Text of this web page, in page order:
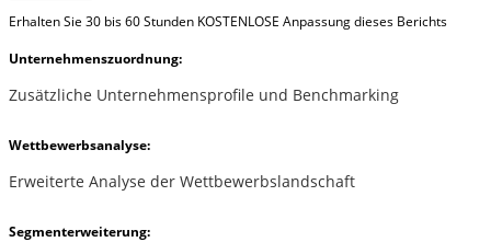
Erhalten Sie 30 bis 60 Stunden KOSTENLOSE Anpassung dieses Berichts
Unternehmenszuordnung:
Zusätzliche Unternehmensprofile und Benchmarking
Wettbewerbsanalyse:
Erweiterte Analyse der Wettbewerbslandschaft
Segmenterweiterung: